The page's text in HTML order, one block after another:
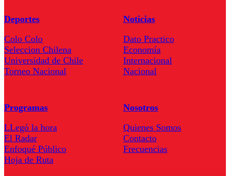
Deportes
Colo Colo
Seleccion Chilena
Universidad de Chile
Torneo Nacional
Noticias
Dato Practico
Economía
Internacional
Nacional
Programas
LLegó la hora
El Radar
Enfoqué Público
Hoja de Ruta
Nosotros
Quienes Somos
Contacto
Frecuencias